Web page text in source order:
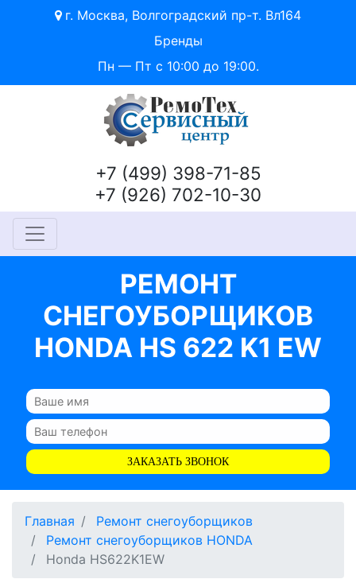
г. Москва, Волгоградский пр-т. Вл164
Бренды
Пн — Пт с 10:00 до 19:00.
+7 (499) 398-71-85
+7 (926) 702-10-30
РЕМОНТ
СНЕГОУБОРЩИКОВ
HONDA HS 622 K1 EW
ЗАКАЗАТЬ ЗВОНОК
Главная
Ремонт снегоуборщиков
Ремонт снегоуборщиков HONDA
Honda HS622K1EW